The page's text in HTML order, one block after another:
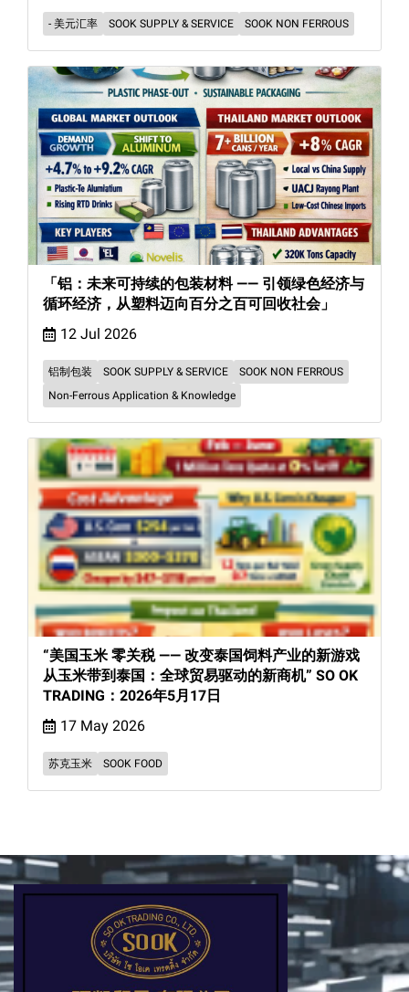
- 美元汇率 SOOK SUPPLY & SERVICE SOOK NON FERROUS
「铝：未来可持续的包装材料 —— 引领绿色经济与
循环经济，从塑料迈向百分之百可回收社会」
12 Jul 2026
铝制包装 SOOK SUPPLY & SERVICE
SOOK NON FERROUS
Non-Ferrous Application & Knowledge
“美国玉米 零关税 —— 改变泰国饲料产业的新游戏
从玉米带到泰国：全球贸易驱动的新商机” SO OK
TRADING：2026年5月17日
17 May 2026
苏克玉米 SOOK FOOD